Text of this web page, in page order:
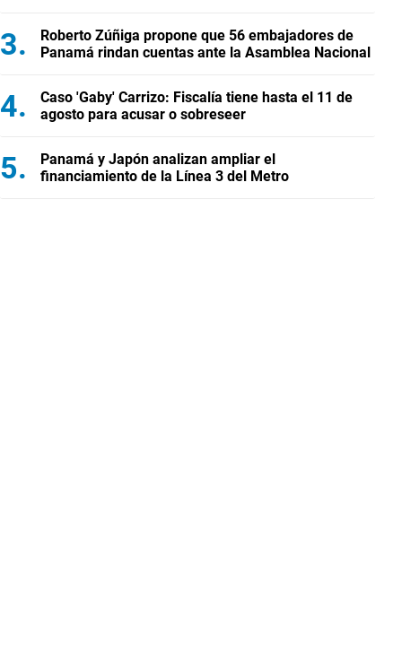
Roberto Zúñiga propone que 56 embajadores de
Panamá rindan cuentas ante la Asamblea Nacional
Caso 'Gaby' Carrizo: Fiscalía tiene hasta el 11 de
agosto para acusar o sobreseer
Panamá y Japón analizan ampliar el
financiamiento de la Línea 3 del Metro